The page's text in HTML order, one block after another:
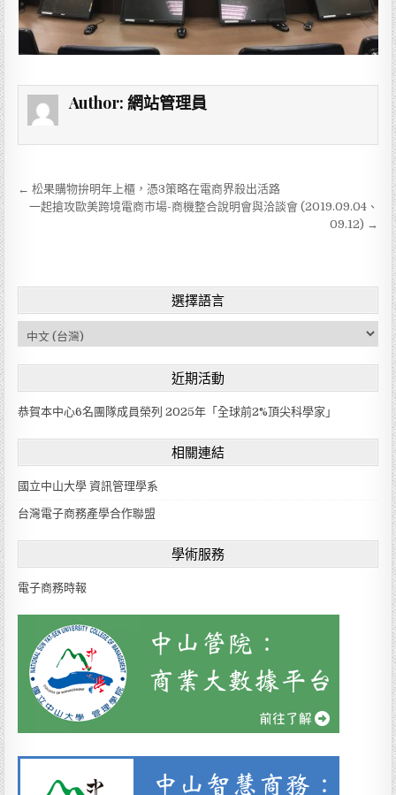
Author: 網站管理員
文
覽
← 松果購物拚明年上櫃，憑3策略在電商界殺出活路
一起搶攻歐美跨境電商市場-商機整合說明會與洽談會 (2019.09.04、
09.12) →
選擇語言
h
o
e
a
n
g
u
a
近期活動
恭賀本中心6名團隊成員榮列 2025年「全球前2%頂尖科學家」
相關連結
國立中山大學 資訊管理學系
台灣電子商務產學合作聯盟
學術服務
電子商務時報